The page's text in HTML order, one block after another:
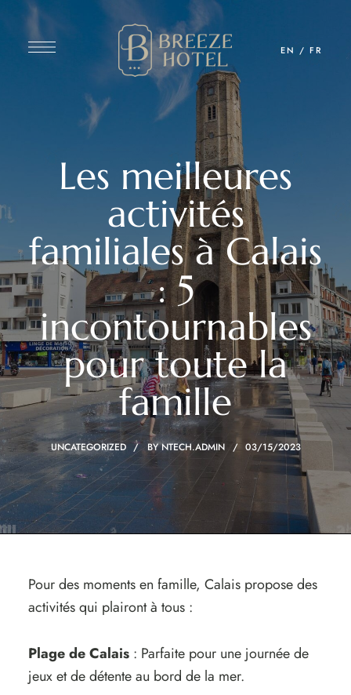
EN /FR
Les meilleures
activités
familiales à Calais
: 5
incontournables
pour toute la
famille
UNCATEGORIZED BYNTECH.ADMIN 03/15/2023
Pour des moments en famille, Calais propose des
activités qui plairont à tous :
Plage de Calais: Parfaite pour une journée de
jeux et de détente au bord de la mer.